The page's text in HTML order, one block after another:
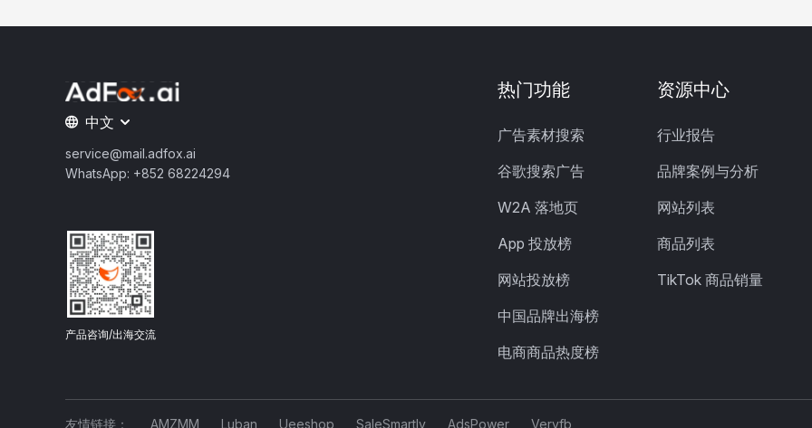
中文
service@mail.adfox.ai
WhatsApp: +852 68224294
产品咨询/出海交流
热门功能
广告素材搜索
谷歌搜索广告
W2A 落地页
App 投放榜
网站投放榜
中国品牌出海榜
电商商品热度榜
资源中心
行业报告
品牌案例与分析
网站列表
商品列表
TikTok 商品销量
友情链接： AMZMM Luban Ueeshop SaleSmartly AdsPower Veryfb